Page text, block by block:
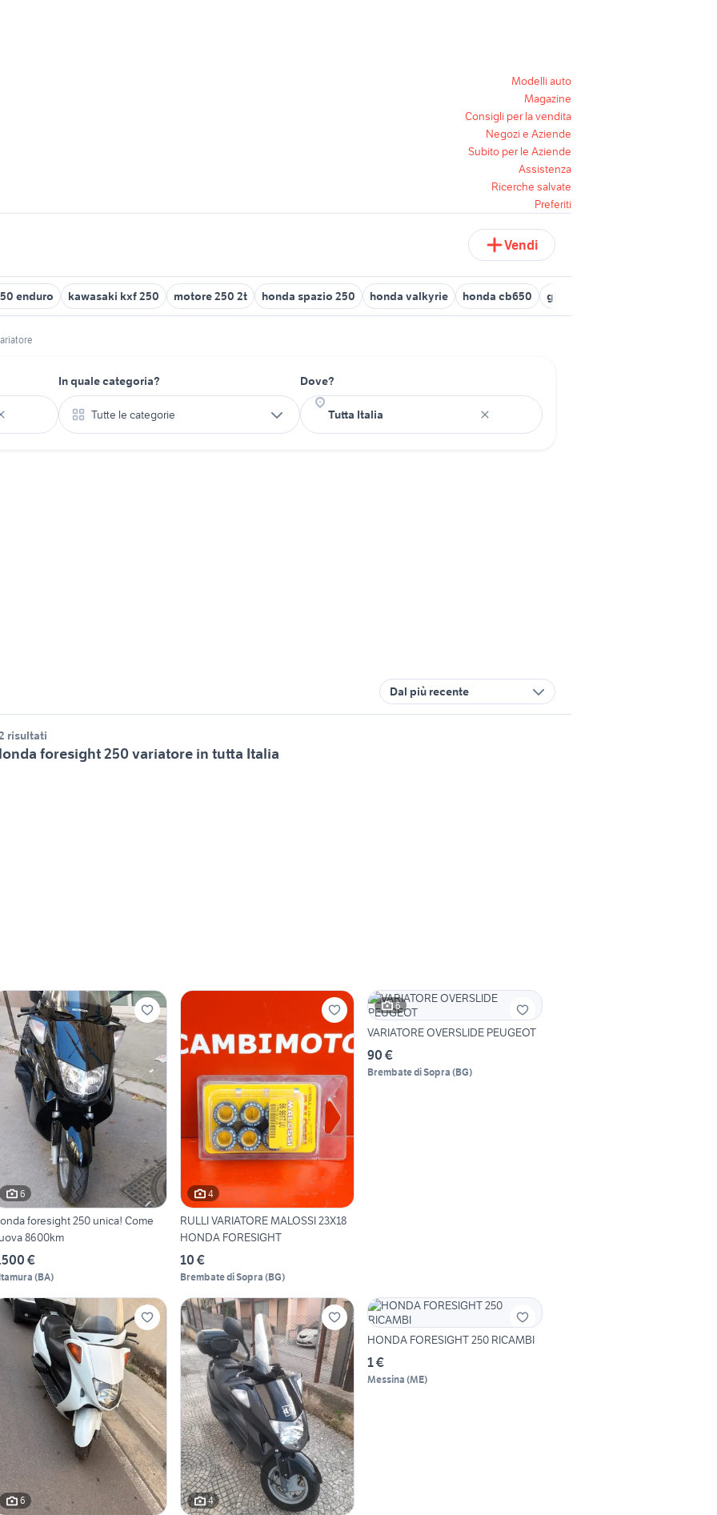
Modelli auto
Magazine
Consigli per la vendita
Negozi e Aziende
Subito per le Aziende
Assistenza
Ricerche salvate
Preferiti
Vendi
enduro kawasaki kxf 250 motore 250 2t honda spazio 250 honda valkyrie honda cb650 glc 250
In quale categoria?
Tutte le categorie
Dove?
Dal più recente
risultati
foresight 250 variatore in tutta Italia
6
foresight 250 unica! Come
8600km
€
(BA)
4
RULLI VARIATORE MALOSSI 23X18
HONDA FORESIGHT
10 €
Brembate di Sopra (BG)
6
VARIATORE OVERSLIDE PEUGEOT
90 €
Brembate di Sopra (BG)
6 4
HONDA FORESIGHT 250 RICAMBI
1 €
Messina (ME)